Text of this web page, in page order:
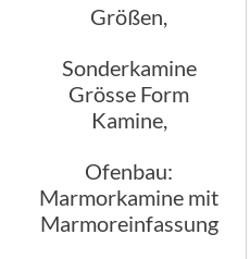
Größen,
Stromkamine,
Gaskamine,
Pelletkamine
Sonderkamine
Grösse Form
Kamine,
Ofenbau:
Marmorkamine mit
Marmoreinfassung